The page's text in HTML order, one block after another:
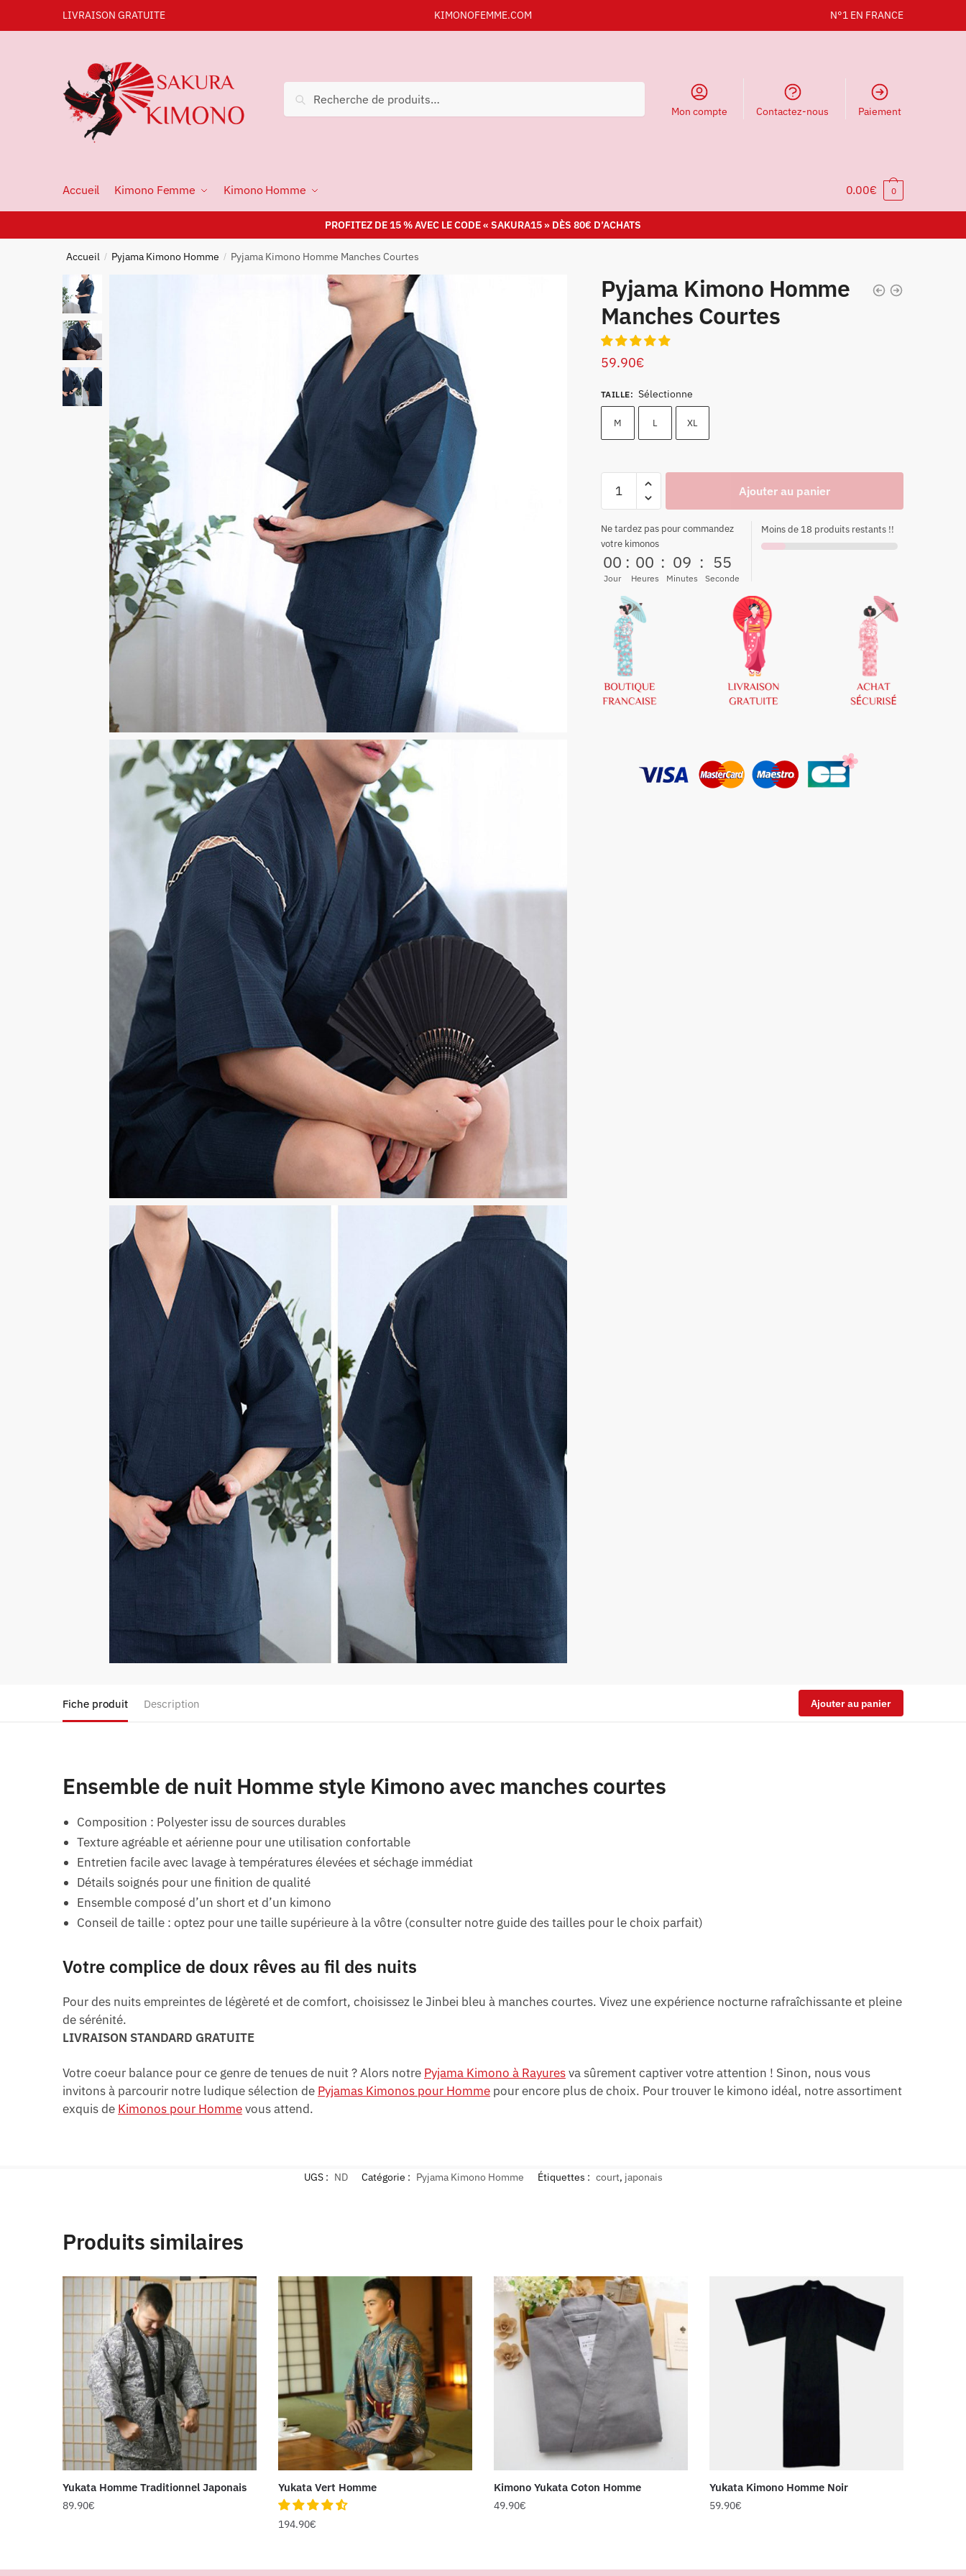
LIVRAISON GRATUITE KIMONOFEMME.COM N°1 EN FRANCE
Recherche
Mon compte Contactez-nous Paiement
Accueil Kimono Femme Kimono Homme 0.00€ 0
PROFITEZ DE 15 % AVEC LE CODE « SAKURA15 » DÈS 80€ D’ACHATS
Accueil / Pyjama Kimono Homme / Pyjama Kimono Homme Manches Courtes
Pyjama Kimono Homme
Manches Courtes
59.90€
TAILLE: Sélectionne
M L XL
Ajouter au panier
Ne tardez pas pour commandez
votre kimonos
00
Jour
: 00
Heures
: 09
Minutes
: 54
Seconde
Moins de 18 produits restants !!
Fiche produit Description Ajouter au panier
Ensemble de nuit Homme style Kimono avec manches courtes
Composition : Polyester issu de sources durables
Texture agréable et aérienne pour une utilisation confortable
Entretien facile avec lavage à températures élevées et séchage immédiat
Détails soignés pour une finition de qualité
Ensemble composé d’un short et d’un kimono
Conseil de taille : optez pour une taille supérieure à la vôtre (consulter notre guide des tailles pour le choix parfait)
Votre complice de doux rêves au fil des nuits
Pour des nuits empreintes de légèreté et de comfort, choisissez le Jinbei bleu à manches courtes. Vivez une expérience nocturne rafraîchissante et pleine
de sérénité.
LIVRAISON STANDARD GRATUITE
Votre coeur balance pour ce genre de tenues de nuit ? Alors notre Pyjama Kimono à Rayuresva sûrement captiver votre attention ! Sinon, nous vous
invitons à parcourir notre ludique sélection de Pyjamas Kimonos pour Homme pour encore plus de choix. Pour trouver le kimono idéal, notre assortiment
exquis de Kimonos pour Hommevous attend.
UGS : ND Catégorie : Pyjama Kimono Homme Étiquettes : court, japonais
Produits similaires
Yukata Homme Traditionnel Japonais
89.90€
Yukata Vert Homme
194.90€
Kimono Yukata Coton Homme
49.90€
Yukata Kimono Homme Noir
59.90€